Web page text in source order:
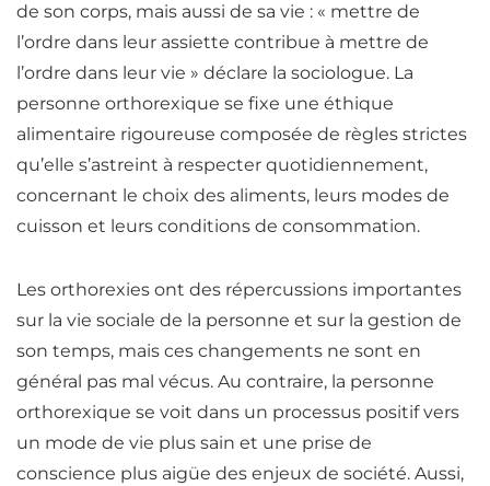
de son corps, mais aussi de sa vie : « mettre de
l’ordre dans leur assiette contribue à mettre de
l’ordre dans leur vie » déclare la sociologue. La
personne orthorexique se fixe une éthique
alimentaire rigoureuse composée de règles strictes
qu’elle s’astreint à respecter quotidiennement,
concernant le choix des aliments, leurs modes de
cuisson et leurs conditions de consommation.
Les orthorexies ont des répercussions importantes
sur la vie sociale de la personne et sur la gestion de
son temps, mais ces changements ne sont en
général pas mal vécus. Au contraire, la personne
orthorexique se voit dans un processus positif vers
un mode de vie plus sain et une prise de
conscience plus aigüe des enjeux de société. Aussi,